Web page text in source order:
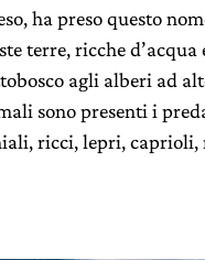
ha preso questo
terre,ricche d’acqua
agli alberi ad
sono presenti i
ricci, lepri, caprioli,